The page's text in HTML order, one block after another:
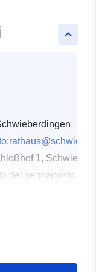
keyboard_arrow_up
1,
del segnaposto